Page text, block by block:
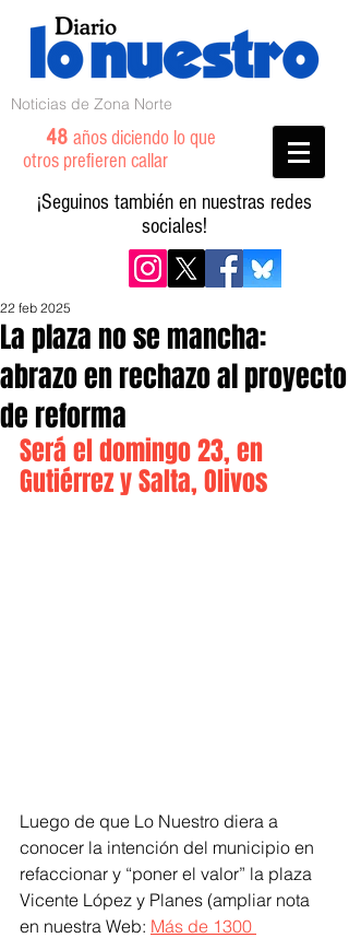
Noticias de Zona Norte
48 años diciendo lo que
otros prefieren callar
¡Seguinos también en nuestras redes
sociales!
La plaza no se mancha:
abrazo en rechazo al proyecto
de reforma
22 feb 2025
Será el domingo 23, en
Gutiérrez y Salta, Olivos
Luego de que Lo Nuestro diera a
conocer la intención del municipio en
refaccionar y “poner el valor” la plaza
Vicente López y Planes (ampliar nota
en nuestra Web: Más de 1300